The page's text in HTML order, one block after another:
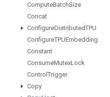
ComputeBatchSize
Concat
ConfigureDistributedTPU
ConfigureTPUEmbedding
Constant
ConsumeMutexLock
Control Trigger
Copy